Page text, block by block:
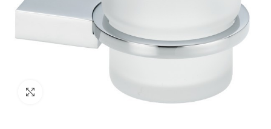
Κάντε κλικ για μεγέθυνση